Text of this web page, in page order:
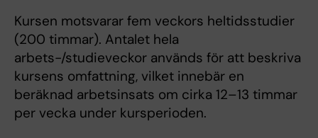
Kursen motsvarar fem veckors heltidsstudier
(200 timmar). Antalet hela
arbets-/studieveckor används för att beskriva
kursens omfattning, vilket innebär en
beräknad arbetsinsats om cirka 12–13 timmar
per vecka under kursperioden.